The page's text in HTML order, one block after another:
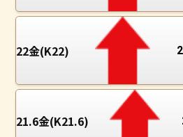
22金(K22)
21.6金(K21.6)